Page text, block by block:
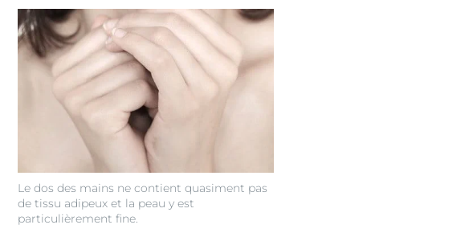
Le dos des mains ne contient quasiment pas
de tissu adipeux et la peau y est
particulièrement fine.